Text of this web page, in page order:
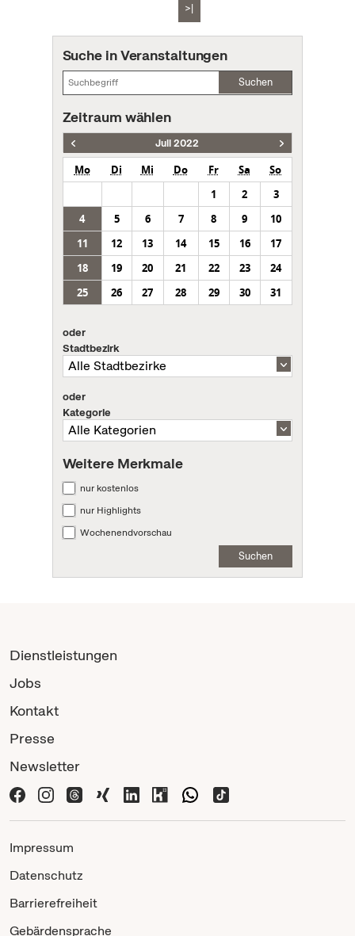
>|
Suche in Veranstaltungen
Suchen
Zeitraum wählen
Juli 2022
Mo Di Mi Do Fr Sa
So
1
2
3
4
5 6 7 8 9
10
11
12 13 14 15 16
17
18
19 20 21 22 23
24
25
26 27 28 29 30 31
oder
Stadtbezirk
oder
Kategorie
Weitere Merkmale
nur kostenlos
nur Highlights
Wochenendvorschau
Suchen
Dienstleistungen
Jobs
Kontakt
Presse
Newsletter
Impressum
Datenschutz
Barrierefreiheit
Gebärdensprache